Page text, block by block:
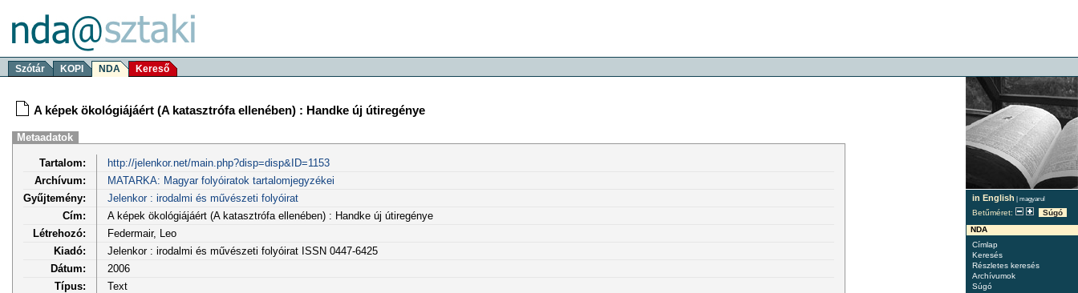
Szótár KOPI NDA Kereső
in English | magyarul
Betűméret:
Súgó
NDA
Címlap
Keresés
Részletes keresés
Archívumok
Súgó
A képek ökológiájáért (A katasztrófa ellenében) : Handke új útiregénye
Metaadatok
Tartalom:
http://jelenkor.net/main.php?disp=disp&ID=1153
Archívum:
MATARKA: Magyar folyóiratok tartalomjegyzékei
Gyűjtemény:
Jelenkor : irodalmi és művészeti folyóirat
Cím:
A képek ökológiájáért (A katasztrófa ellenében) : Handke új útiregénye
Létrehozó:
Federmair, Leo
Kiadó:
Jelenkor : irodalmi és művészeti folyóirat ISSN 0447-6425
Dátum:
2006
Típus:
Text